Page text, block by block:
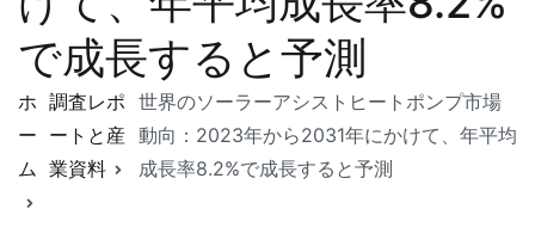
で成長すると予測
ホ
ー
ム
調査レポ
ートと産
業資料
世界のソーラーアシストヒートポンプ市場
動向：2023年から2031年にかけて、年平均
成長率8.2%で成長すると予測